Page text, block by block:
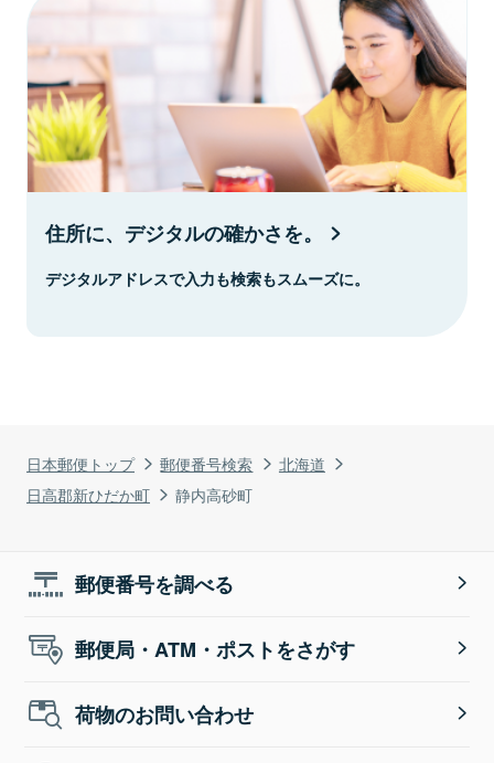
日本郵便トップ 郵便番号検索
北海道
日高郡新ひだか町
静内高砂町
住所に、デジタルの確かさを。
デジタルアドレスで入力も検索もスムーズに。
郵便番号を調べる
郵便局・ATM・ポストをさがす
荷物のお問い合わせ